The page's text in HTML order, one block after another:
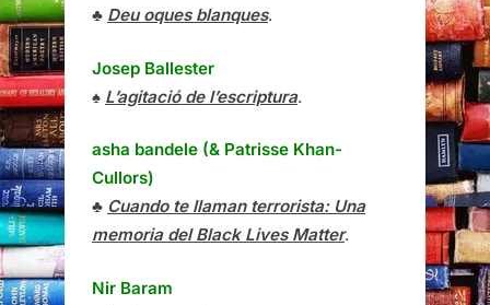
♣ Deu oques blanques.
Josep Ballester
♠ L’agitació de l’escriptura.
asha bandele (& Patrisse Khan-
Cullors)
♣ Cuando te llaman terrorista: Una
memoria del Black Lives Matter.
Nir Baram